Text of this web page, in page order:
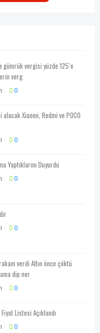
gümrük vergisi yüzde 125’e
verg
0
Xiaomi, Redmi ve POCO
0
Yaptıklarını Duyurdu
0
0
verdi Altın önce çöktü
dip ner
0
Listesi Açıklandı
0